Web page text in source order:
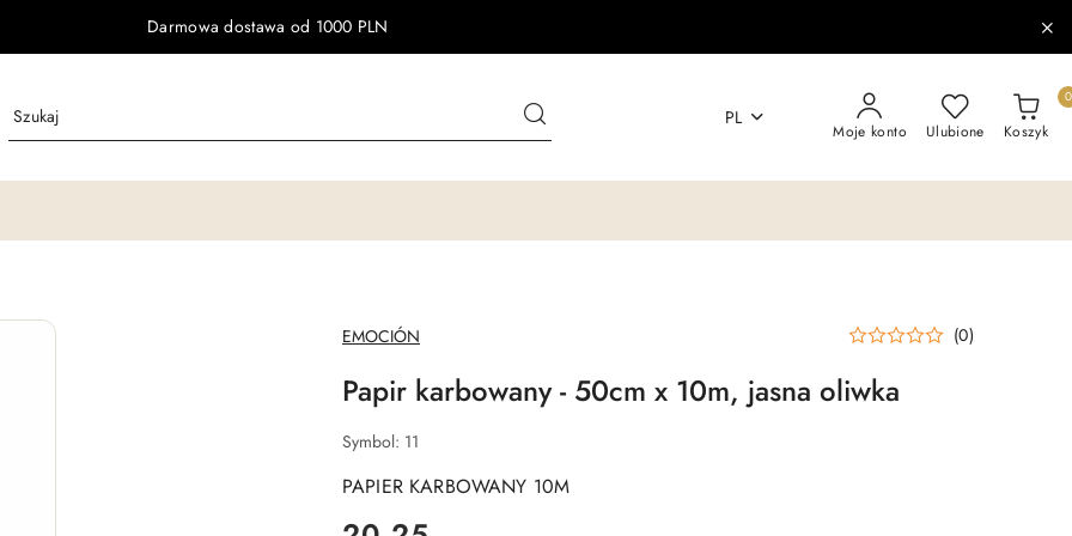
Darmowa dostawa od 1000 PLN
PL
Moje konto Ulubione Koszyk
0
NAZWA
PRODUCENTA:
EMOCIÓN (0)
Papir karbowany - 50cm x 10m, jasna oliwka
Symbol: 11
PAPIER KARBOWANY 10M